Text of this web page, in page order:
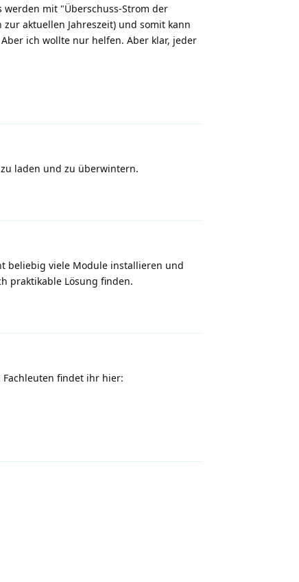
werden mit "Überschuss-Strom der
aktuellen Jahreszeit) und somit kann
ich wollte nur helfen. Aber klar, jeder
laden und zu überwintern.
beliebig viele Module installieren und
praktikable Lösung finden.
findet ihr hier: